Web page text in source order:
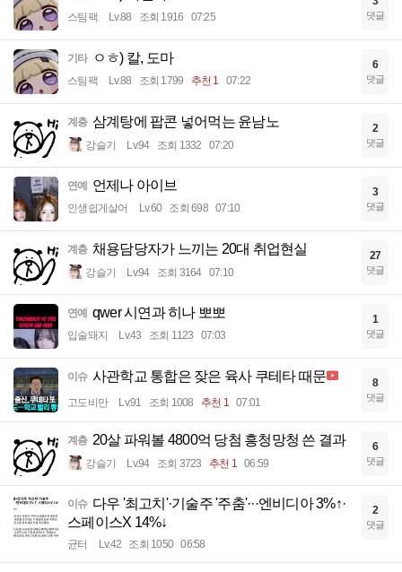
스팀팩 Lv.88 조회 1916 07:25 댓글
기타 ㅇㅎ) 칼, 도마
스팀팩 Lv.88 조회 1799 추천 1 07:22
6
댓글
계층 삼계탕에 팝콘 넣어먹는 윤남노
강슬기 Lv.94 조회 1332 07:20
2
댓글
연예 언제나 아이브
인생쉽게살어 Lv.60 조회 698 07:10
3
댓글
계층 채용담당자가 느끼는 20대 취업현실
강슬기 Lv.94 조회 3164 07:10
27
댓글
연예 qwer 시연과 히나 뽀뽀
입술돼지 Lv.43 조회 1123 07:03
1
댓글
이슈 사관학교 통합은 잦은 육사 쿠테타 때문
고도비만 Lv.91 조회 1008 추천 1 07:01
8
댓글
계층 20살 파워볼 4800억 당첨 흥청망청 쓴 결과
강슬기 Lv.94 조회 3723 추천 1 06:59
6
댓글
이슈 다우 '최고치'·기술주 '주춤'···엔비디아 3%↑·
스페이스X 14%↓
균터 Lv.42 조회 1050 06:58
2
댓글